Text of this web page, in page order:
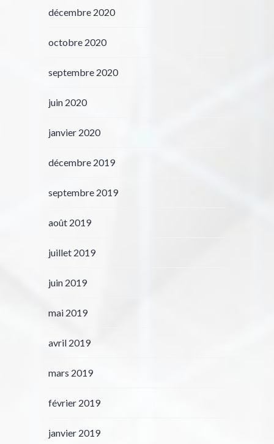
décembre 2020
octobre 2020
septembre 2020
juin 2020
janvier 2020
décembre 2019
septembre 2019
août 2019
juillet 2019
juin 2019
mai 2019
avril 2019
mars 2019
février 2019
janvier 2019